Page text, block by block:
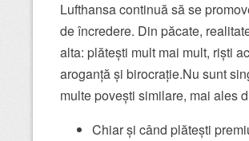
Lufthansa continuă să se
de încredere. Din păcate,
alta: plătești mult mai mult, riști
aroganță și birocrație.Nu sunt
multe povești similare, mai ales
Chiar și când plătești